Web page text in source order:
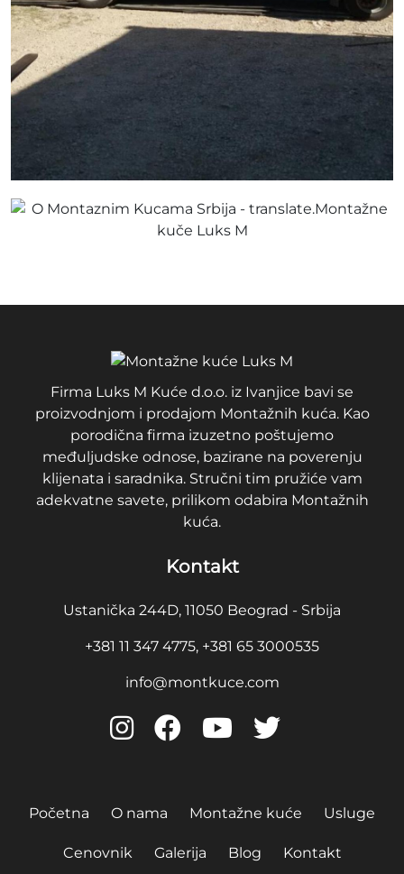
Firma Luks M Kuće d.o.o. iz Ivanjice bavi se
proizvodnjom i prodajom Montažnih kuća. Kao
porodična firma izuzetno poštujemo
međuljudske odnose, bazirane na poverenju
klijenata i saradnika. Stručni tim pružiće vam
adekvatne savete, prilikom odabira Montažnih
kuća.
Kontakt
Ustanička 244D, 11050 Beograd - Srbija
+381 11 347 4775, +381 65 3000535
info@montkuce.com
Početna O nama Montažne kuće Usluge
Cenovnik Galerija Blog Kontakt